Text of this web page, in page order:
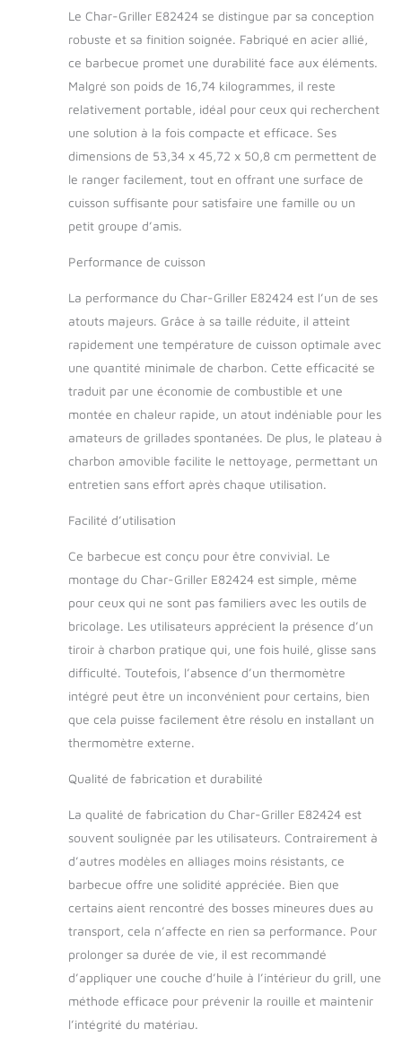
cuisson ultime Bac à
cendres EasyDump
pour jeter facilement
vos cendres et
continuer à griller
avec facilité Deux
amortisseurs
réglables pour
maintenir les
températures
Le Char-Griller E82424 se distingue par sa conception
robuste et sa finition soignée. Fabriqué en acier allié,
ce barbecue promet une durabilité face aux éléments.
Malgré son poids de 16,74 kilogrammes, il reste
relativement portable, idéal pour ceux qui recherchent
une solution à la fois compacte et efficace. Ses
dimensions de 53,34 x 45,72 x 50,8 cm permettent de
le ranger facilement, tout en offrant une surface de
cuisson suffisante pour satisfaire une famille ou un
petit groupe d’amis.
Performance de cuisson
La performance du Char-Griller E82424 est l’un de ses
atouts majeurs. Grâce à sa taille réduite, il atteint
rapidement une température de cuisson optimale avec
une quantité minimale de charbon. Cette efficacité se
traduit par une économie de combustible et une
montée en chaleur rapide, un atout indéniable pour les
amateurs de grillades spontanées. De plus, le plateau à
charbon amovible facilite le nettoyage, permettant un
entretien sans effort après chaque utilisation.
Facilité d’utilisation
Ce barbecue est conçu pour être convivial. Le
montage du Char-Griller E82424 est simple, même
pour ceux qui ne sont pas familiers avec les outils de
bricolage. Les utilisateurs apprécient la présence d’un
tiroir à charbon pratique qui, une fois huilé, glisse sans
difficulté. Toutefois, l’absence d’un thermomètre
intégré peut être un inconvénient pour certains, bien
que cela puisse facilement être résolu en installant un
thermomètre externe.
Qualité de fabrication et durabilité
La qualité de fabrication du Char-Griller E82424 est
souvent soulignée par les utilisateurs. Contrairement à
d’autres modèles en alliages moins résistants, ce
barbecue offre une solidité appréciée. Bien que
certains aient rencontré des bosses mineures dues au
transport, cela n’affecte en rien sa performance. Pour
prolonger sa durée de vie, il est recommandé
d’appliquer une couche d’huile à l’intérieur du grill, une
méthode efficace pour prévenir la rouille et maintenir
l’intégrité du matériau.